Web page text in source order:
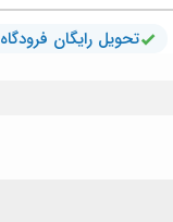
تحویل رایگان فرودگاه